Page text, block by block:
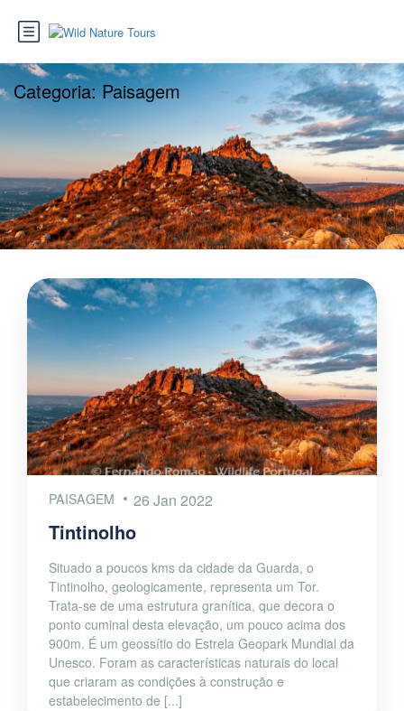
Categoria:Paisagem
PAISAGEM 26 Jan 2022
Tintinolho
Situado a poucos kms da cidade da Guarda, o
Tintinolho, geologicamente, representa um Tor.
Trata-se de uma estrutura granítica, que decora o
ponto cuminal desta elevação, um pouco acima dos
900m. É um geossítio do Estrela Geopark Mundial da
Unesco. Foram as características naturais do local
que criaram as condições à construção e
estabelecimento de [...]